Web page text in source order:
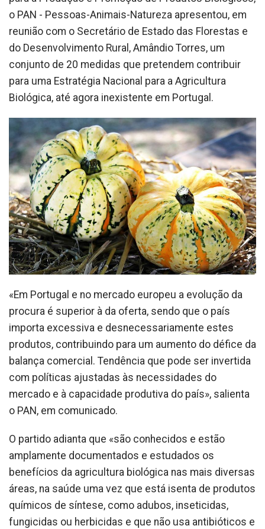
o PAN - Pessoas-Animais-Natureza apresentou, em
reunião com o Secretário de Estado das Florestas e
do Desenvolvimento Rural, Amândio Torres, um
conjunto de 20 medidas que pretendem contribuir
para uma Estratégia Nacional para a Agricultura
Biológica, até agora inexistente em Portugal.
«Em Portugal e no mercado europeu a evolução da
procura é superior à da oferta, sendo que o país
importa excessiva e desnecessariamente estes
produtos, contribuindo para um aumento do défice da
balança comercial. Tendência que pode ser invertida
com políticas ajustadas às necessidades do
mercado e à capacidade produtiva do país», salienta
o PAN, em comunicado.
O partido adianta que «são conhecidos e estão
amplamente documentados e estudados os
benefícios da agricultura biológica nas mais diversas
áreas, na saúde uma vez que está isenta de produtos
químicos de síntese, como adubos, inseticidas,
fungicidas ou herbicidas e que não usa antibióticos e